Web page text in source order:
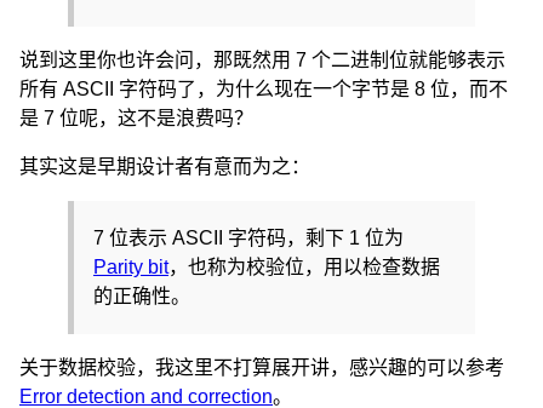
说到这里你也许会问，那既然用 7 个二进制位就能够表示
所有 ASCII 字符码了，为什么现在一个字节是 8 位，而不
是 7 位呢，这不是浪费吗？
其实这是早期设计者有意而为之：
7 位表示 ASCII 字符码，剩下 1 位为
Parity bit，也称为校验位，用以检查数据
的正确性。
关于数据校验，我这里不打算展开讲，感兴趣的可以参考
Error detection and correction。